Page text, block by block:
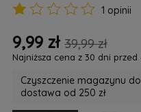
1 opinii
9,99 zł 39,99 zł
Najniższa cena z 30 dni przed
Czyszczenie magazynu
dostawa od 250 zł